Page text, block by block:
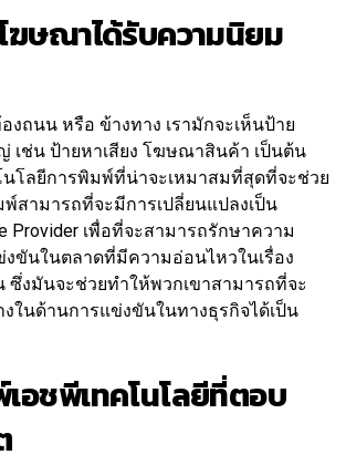
ฆษณาได้รับความนิยม
งถนน หรือ ข้างทาง เรามักจะเห็นป้าย
ช่น ป้ายหาเสียง โฆษณาสินค้า เป็นต้น
นโลยีการพิมพ์ที่น่าจะเหมาสมที่สุดที่จะช่วย
สามารถที่จะมีการเปลี่ยนแปลงเป็น
Provider เพื่อที่จะสามารถรักษาความ
ขันในตลาดที่มีความอ่อนไหวในเรื่อง
ซึ่งมันจะช่วยทำให้พวกเขาสามารถที่จะ
ในด้านการแข่งขันในทางธุรกิจได้เป็น
อชพีเทคโนโลยีที่ตอบ